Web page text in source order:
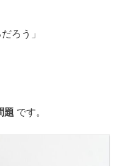
ろう」
題 です。